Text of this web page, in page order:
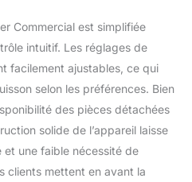
surveiller en
: la plaque de
est recouverte
d'un revêtement
ce qui
permet de démouler
facilement les gaufres. Le
ultérieur est
; il suffit de
Commercial est simplifiée
intuitif. Les réglages de
facilement ajustables, ce qui
selon les préférences. Bien
des pièces détachées
solide de l’appareil laisse
une faible nécessité de
clients mettent en avant la